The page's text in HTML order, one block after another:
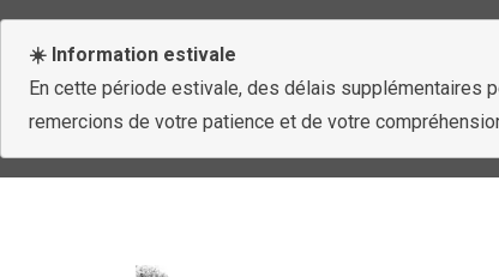
☀️ Information estivale
En cette période estivale, des délais supplémentaires
remercions de votre patience et de votre